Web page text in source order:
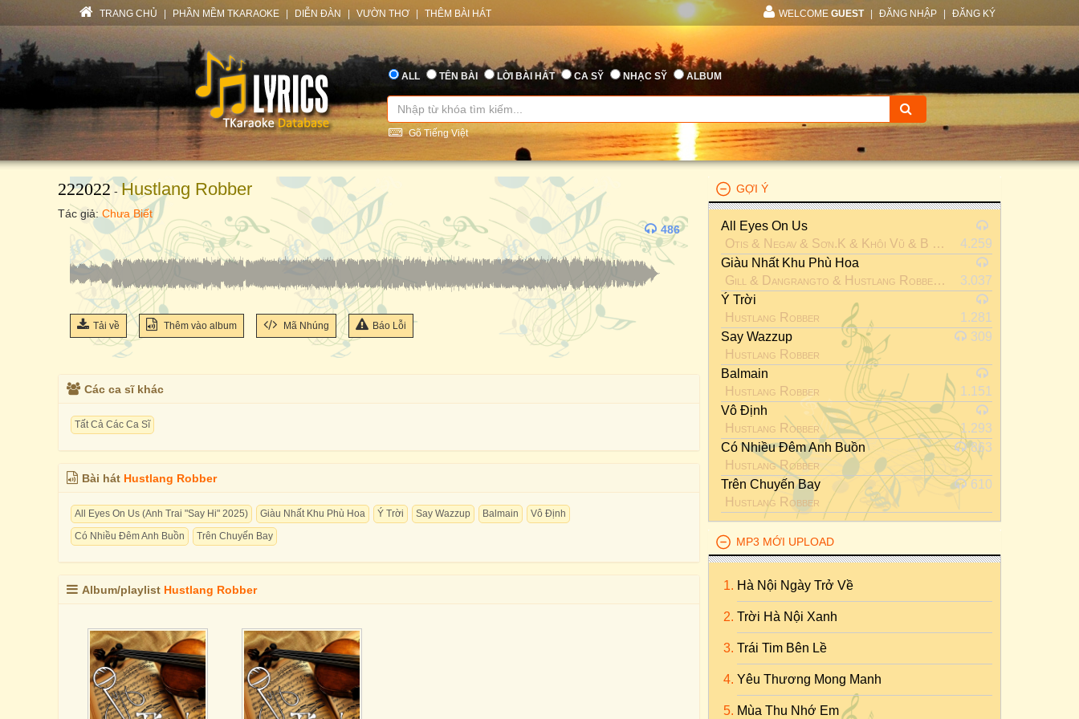
TRANG CHỦ PHẦN MỀM TKARAOKE DIỄN ĐÀN VƯỜN THƠ THÊM BÀI HÁT WELCOME GUEST ĐĂNG NHẬP ĐĂNG KÝ
ALL TÊN BÀI LỜI BÀI HÁT CA SỸ NHẠC SỸ ALBUM
Gõ Tiếng Việt
222022 -Hustlang Robber
Tác giả: Chưa Biết
486
Tải về Thêm vào album Mã Nhúng Báo Lỗi
Các ca sĩ khác
Tất Cả Các Ca Sĩ
Bài hát Hustlang Robber
All Eyes On Us (Anh Trai "Say Hi" 2025) Giàu Nhất Khu Phù Hoa Ý Trời Say Wazzup Balmain
Vô Định
Có Nhiều Đêm Anh Buồn
Trên Chuyến Bay
Album/playlist Hustlang Robber
GỢI Ý
All Eyes On Us
Otis & Negav & Sơn.K & Khôi Vũ & B Ray &CongB
4.259
Giàu Nhất Khu Phù Hoa
Gill & Dangrangto & Hustlang Robber & Wrxdie
3.037
Ý Trời
Hustlang Robber
1.281
Say Wazzup
Hustlang Robber
309
Balmain
Hustlang Robber
1.151
Vô Định
Hustlang Robber
1.293
Có Nhiều Đêm Anh Buồn
Hustlang Robber
863
Trên Chuyến Bay
Hustlang Robber
610
MP3 MỚI UPLOAD
Hà Nội Ngày Trở Về
Trời Hà Nội Xanh
Trái Tim Bên Lề
Yêu Thương Mong Manh
Mùa Thu Nhớ Em